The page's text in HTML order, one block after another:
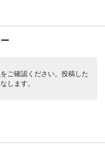
をご確認ください。投稿した
します。